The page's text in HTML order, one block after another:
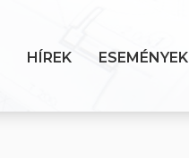
HÍREK ESEMÉNYEK